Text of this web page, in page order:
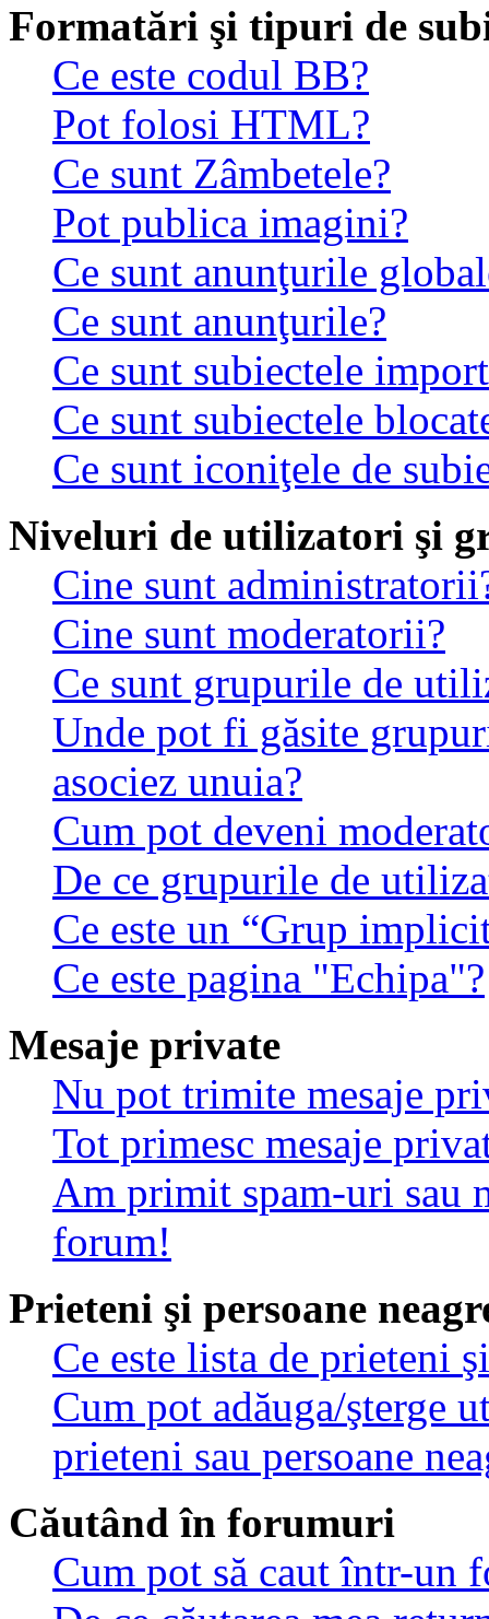
Formatări şi tipuri de
Ce este codul BB?
Pot folosi HTML?
Ce sunt Zâmbetele?
Pot publica imagini?
Ce sunt anunţurile
Ce sunt anunţurile?
Ce sunt subiectele
Ce sunt subiectele
Ce sunt iconiţele de
Niveluri de utilizatori şi
Cine sunt
Cine sunt moderatorii?
Ce sunt grupurile de
Unde pot fi găsite
asociez unuia?
Cum pot deveni
De ce grupurile de
Ce este un “Grup
Ce este pagina "Echipa"?
Mesaje private
Nu pot trimite mesaje
Tot primesc mesaje
Am primit spam-uri sau
forum!
Prieteni şi persoane
Ce este lista de prieteni
Cum pot adăuga/şterge
prieteni sau persoane
Căutând în forumuri
Cum pot să caut într-un